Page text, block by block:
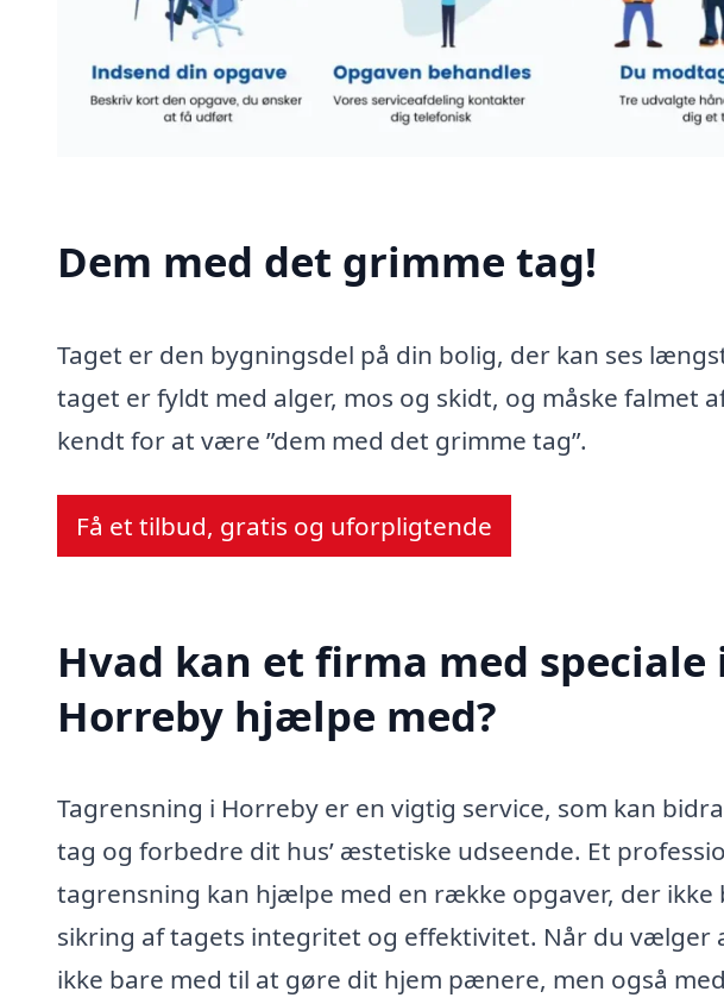
Dem med det grimme tag!
Taget er den bygningsdel på din bolig, der kan ses
taget er fyldt med alger, mos og skidt, og måske falmet
kendt for at være ”dem med det grimme tag”.
Få et tilbud, gratis og uforpligtende
Hvad kan et firma med
Horreby hjælpe med?
Tagrensning i Horreby er en vigtig service, som kan
tag og forbedre dit hus’ æstetiske udseende. Et
tagrensning kan hjælpe med en række opgaver, der
sikring af tagets integritet og effektivitet. Når du vælger
ikke bare med til at gøre dit hjem pænere, men også